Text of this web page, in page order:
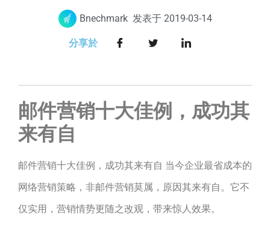
Bnechmark 发表于 2019-03-14
分享於
邮件营销十大佳例，成功其
来有自
邮件营销十大佳例，成功其来有自 当今企业最省成本的
网络营销策略，非邮件营销莫属，原因其来有自。它不
仅实用，营销情势更随之改观，带来惊人效果。